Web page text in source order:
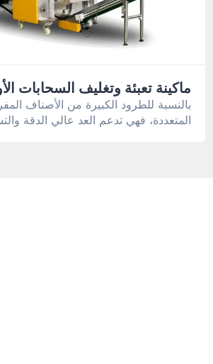
ماكينة تعبئة وتغليف السحابات
بالنسبة للطرود الكبيرة من الأصناف
المتعددة، فهي تدعم العد عالي الدقة